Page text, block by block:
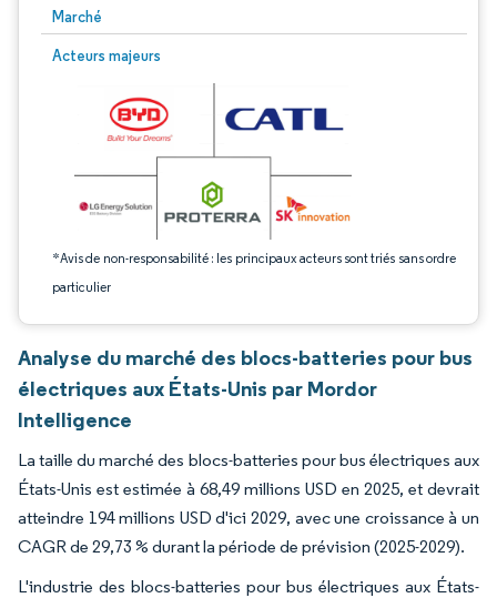
Marché
Acteurs majeurs
*Avis de non-responsabilité : les principaux acteurs sont triés sans ordre
particulier
Image © Mordor Intelligence. La réutilisation nécessite une attribution sous CC
Analyse du marché des blocs-batteries pour bus
électriques aux États-Unis par Mordor
Intelligence
La taille du marché des blocs-batteries pour bus électriques aux
États-Unis est estimée à 68,49 millions USD en 2025, et devrait
atteindre 194 millions USD d'ici 2029, avec une croissance à un
CAGR de 29,73 % durant la période de prévision (2025-2029).
L'industrie des blocs-batteries pour bus électriques aux États-